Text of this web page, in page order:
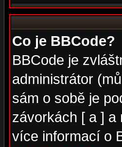
Co je BBCode?
BBCode je
administrátor
sám o sobě je
závorkách [ a ]
více informací o